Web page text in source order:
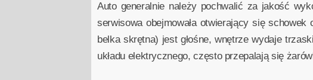
Auto generalnie należy pochwalić za jakość
serwisowa obejmowała otwierający się
belka skrętna) jest głośne, wnętrze wydaje
układu elektrycznego, często przepalają się